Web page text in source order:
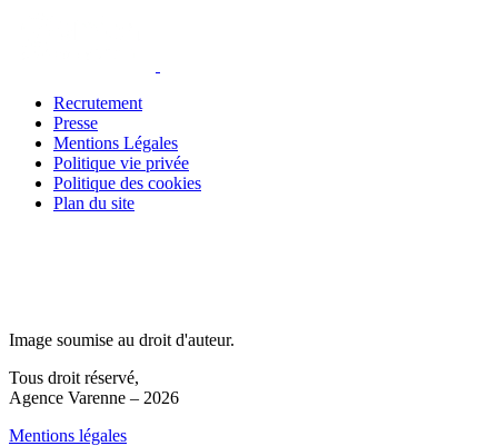
Recrutement
Presse
Mentions Légales
Politique vie privée
Politique des cookies
Plan du site
Image soumise au droit d'auteur.
Tous droit réservé,
Agence Varenne – 2026
Mentions légales